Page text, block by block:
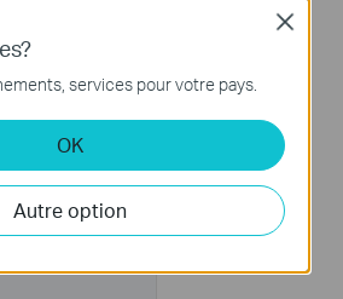
services pour votre pays.
OK
Autre option
Close